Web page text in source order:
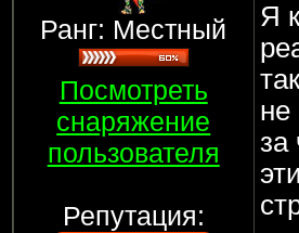
Ранг: Местный
Посмотреть
снаряжение
пользователя
Репутация:
Я
не
за